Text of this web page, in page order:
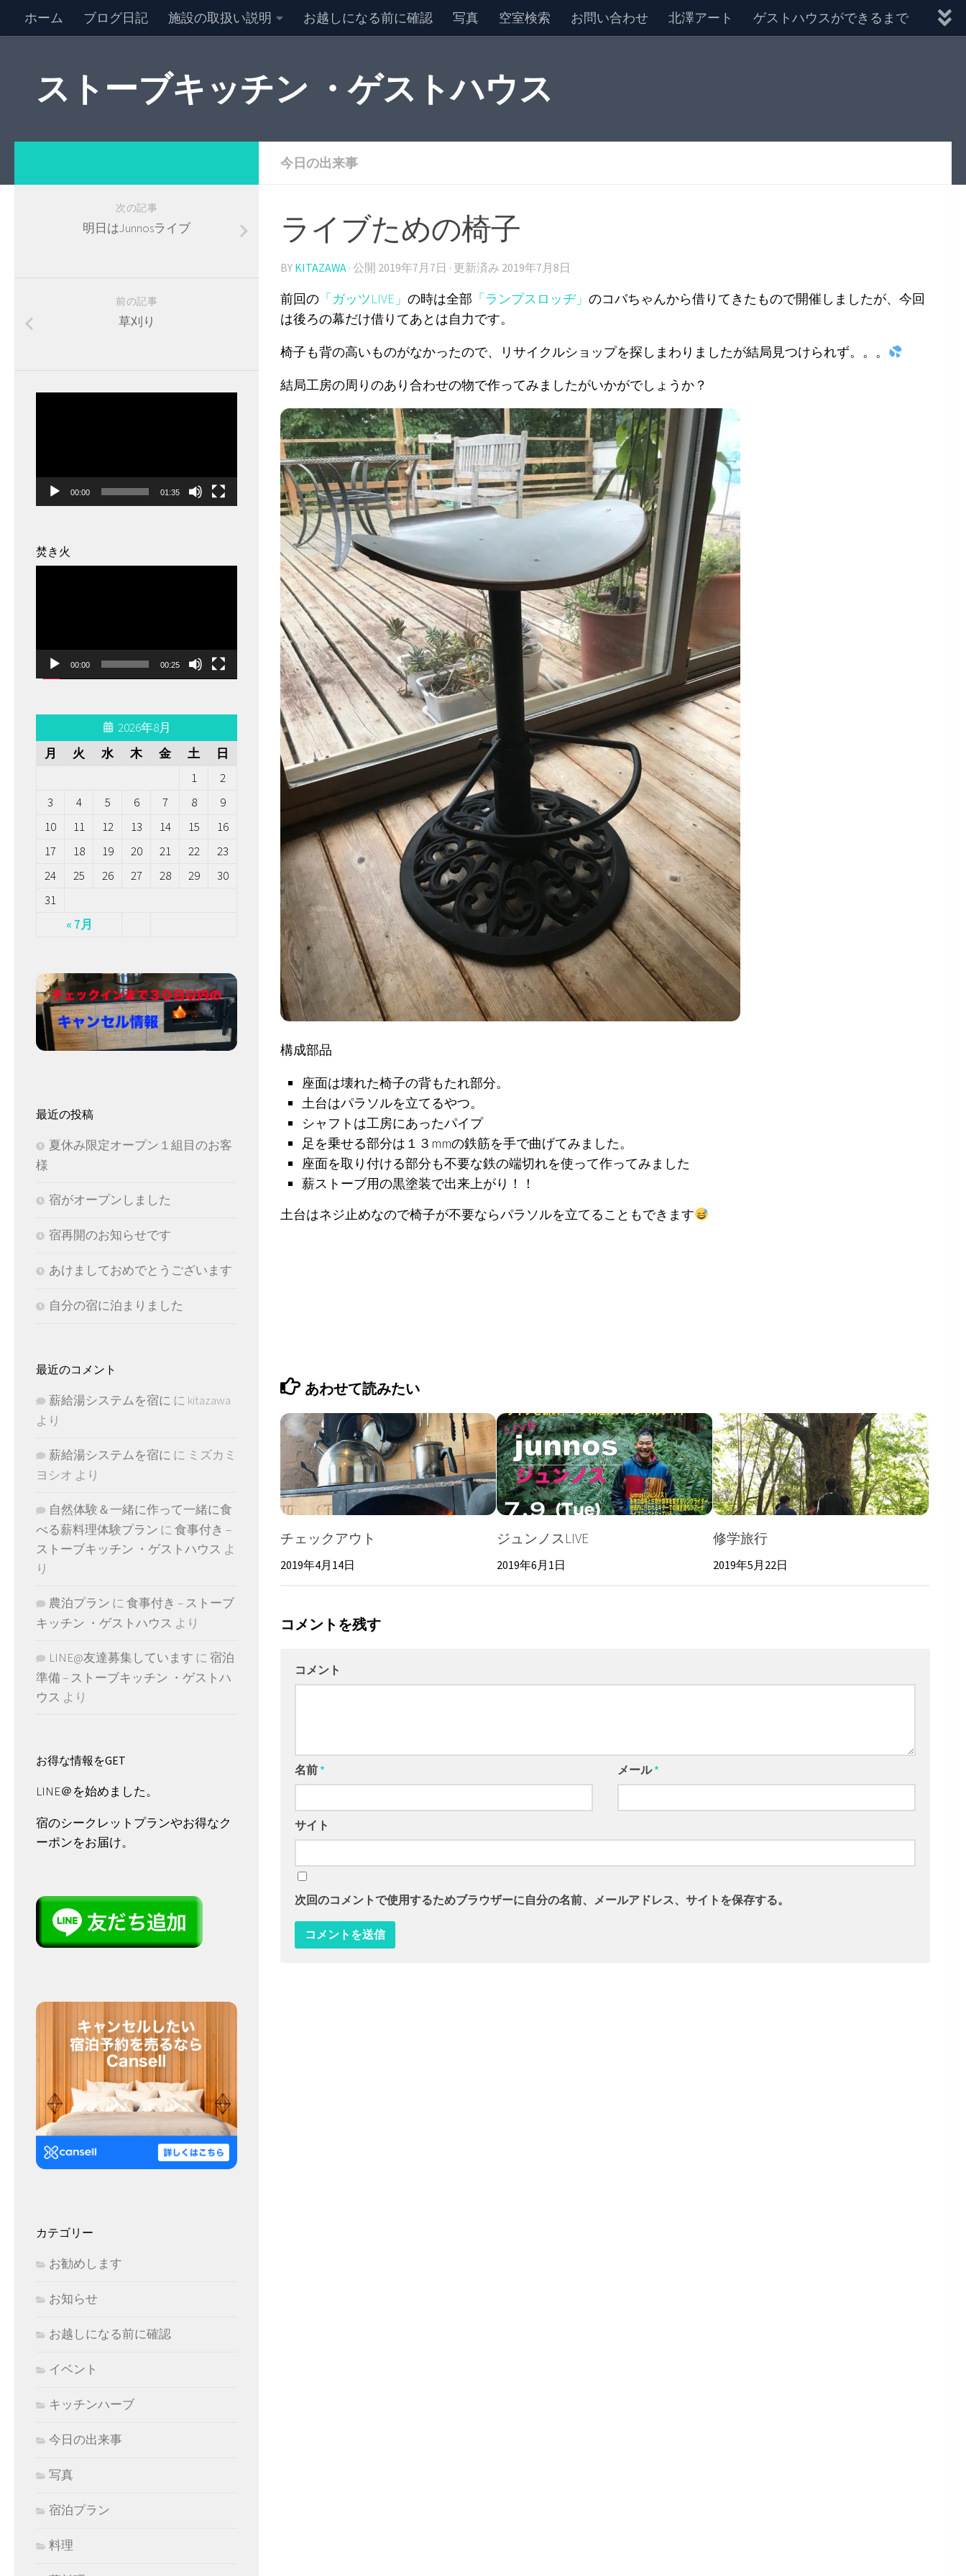
ホーム ブログ日記 施設の取扱い説明 お越しになる前に確認 写真 空室検索 お問い合わせ 北澤アート ゲストハウスができるまで
ストーブキッチン ・ゲストハウス
今日の出来事
ライブための椅子
BY KITAZAWA · 公開 2019年7月7日 · 更新済み 2019年7月8日
前回の 「ガッツLIVE」 の時は全部 「ランプスロッヂ」 のコバちゃんから借りてきたもので開催しましたが、今回
は後ろの幕だけ借りてあとは自力です。
椅子も背の高いものがなかったので、リサイクルショップを探しまわりましたが結局見つけられず。。。
結局工房の周りのあり合わせの物で作ってみましたがいかがでしょうか？
構成部品
座面は壊れた椅子の背もたれ部分。
土台はパラソルを立てるやつ。
シャフトは工房にあったパイプ
足を乗せる部分は１３mmの鉄筋を手で曲げてみました。
座面を取り付ける部分も不要な鉄の端切れを使って作ってみました
薪ストーブ用の黒塗装で出来上がり！！
土台はネジ止めなので椅子が不要ならパラソルを立てることもできます
あわせて読みたい
チェックアウト
2019年4月14日
ジュンノスLIVE
2019年6月1日
修学旅行
2019年5月22日
コメントを残す
コメント
名前 * メール*
サイト
次回のコメントで使用するためブラウザーに自分の名前、メールアドレス、サイトを保存する。
次の記事
明日はJunnosライブ
前の記事
草刈り
ー
00:00 01:35
焚き火
ー
00:00 00:25
2026年8月
月
火 水 木 金 土 日
« 7月
1
2
3
4 5 6 7 8
9
10
11 12 13 14 15
16
17
18 19 20 21 22
23
24
25 26 27 28 29
30
31
最近の投稿
夏休み限定オープン１組目のお客
様
宿がオープンしました
宿再開のお知らせです
あけましておめでとうございます
自分の宿に泊まりました
最近のコメント
薪給湯システムを宿に に kitazawa
より
薪給湯システムを宿に に ミズカミ
ヨシオ より
自然体験＆一緒に作って一緒に食
べる薪料理体験プラン に 食事付き –
ストーブキッチン ・ゲストハウス よ
り
農泊プラン に 食事付き – ストーブ
キッチン ・ゲストハウス より
LINE@友達募集しています に 宿泊
準備 – ストーブキッチン ・ゲストハ
ウス より
お得な情報をGET
LINE＠を始めました。
宿のシークレットプランやお得なク
ーポンをお届け。
カテゴリー
お勧めします
お知らせ
お越しになる前に確認
イベント
キッチンハーブ
今日の出来事
写真
宿泊プラン
料理